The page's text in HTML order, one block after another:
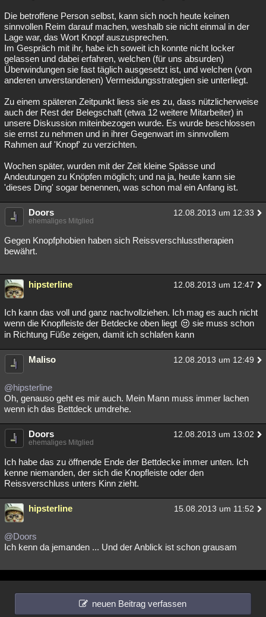
Die betroffene Person selbst, kann sich noch heute keinen
sinnvollen Reim darauf machen, weshalb sie nicht einmal in der
Lage war, das Wort Knopf auszusprechen.
Im Gespräch mit ihr, habe ich soweit ich konnte nicht locker
gelassen und dabei erfahren, welchen (für uns absurden)
Überwindungen sie fast täglich ausgesetzt ist, und welchen (von
anderen unverstandenen) Vermeidungsstrategien sie unterliegt.
Zu einem späteren Zeitpunkt liess sie es zu, dass nützlicherweise
auch der Rest der Belegschaft (etwa 12 weitere Mitarbeiter) in
unsere Diskussion miteinbezogen wurde. Es wurde beschlossen
sie ernst zu nehmen und in ihrer Gegenwart im sinnvollem
Rahmen auf 'Knopf' zu verzichten.
Wochen später, wurden mit der Zeit kleine Spässe und
Andeutungen zu Knöpfen möglich; und na ja, heute kann sie
'dieses Ding' sogar benennen, was schon mal ein Anfang ist.
Doors 12.08.2013 um 12:33
ehemaliges Mitglied
Gegen Knopfphobien haben sich Reissverschlusstherapien
bewährt.
hipsterline 12.08.2013 um 12:47
Ich kann das voll und ganz nachvollziehen. Ich mag es auch nicht
wenn die Knopfleiste der Betdecke oben liegt
sie muss schon
in Richtung Füße zeigen, damit ich schlafen kann
Maliso 12.08.2013 um 12:49
@hipsterline
Oh, genauso geht es mir auch. Mein Mann muss immer lachen
wenn ich das Bettdeck umdrehe.
Doors 12.08.2013 um 13:02
ehemaliges Mitglied
Ich habe das zu öffnende Ende der Bettdecke immer unten. Ich
kenne niemanden, der sich die Knopfleiste oder den
Reissverschluss unters Kinn zieht.
hipsterline 15.08.2013 um 11:52
@Doors
Ich kenn da jemanden ... Und der Anblick ist schon grausam
neuen Beitrag verfassen